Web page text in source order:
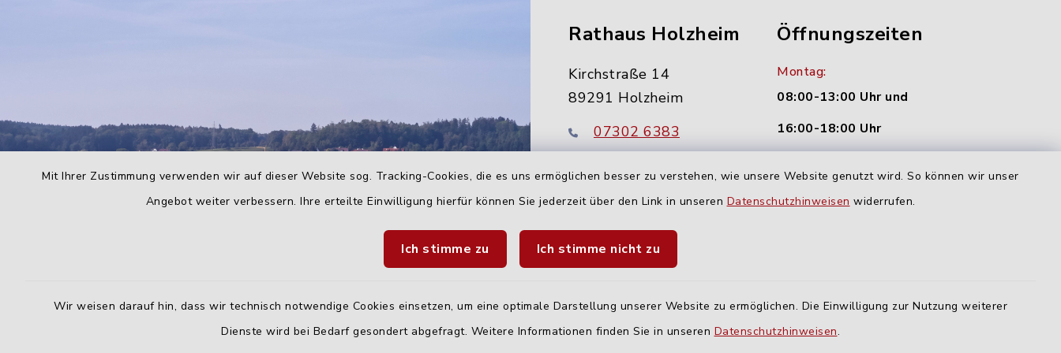
Mit Ihrer Zustimmung verwenden wir auf dieser Website sog. Tracking-Cookies, die es uns ermöglichen besser zu verstehen, wie unsere Website genutzt wird. So können wir unser
Angebot weiter verbessern. Ihre erteilte Einwilligung hierfür können Sie jederzeit über den Link in unseren Datenschutzhinweisen widerrufen.
Ich stimme zu Ich stimme nicht zu
Wir weisen darauf hin, dass wir technisch notwendige Cookies einsetzen, um eine optimale Darstellung unserer Website zu ermöglichen. Die Einwilligung zur Nutzung weiterer
Dienste wird bei Bedarf gesondert abgefragt. Weitere Informationen finden Sie in unseren Datenschutzhinweisen.
Rathaus Holzheim
Kirchstraße 14
89291 Holzheim
07302 6383
info@holzheim-nu.de
Öffnungszeiten
Montag:
08:00-13:00 Uhr und
16:00-18:00 Uhr